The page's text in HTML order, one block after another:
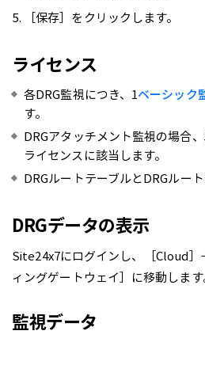
［保存］をクリックします。
ライセンス
各DRG監視につき、1ベーシック
す。
DRGアタッチメント監視の場合
ライセンスに該当します。
DRGルートテーブルとDRGルー
DRGデータの表示
Site24x7にログインし、［Cloud
ィングゲートウェイ］に移動します
監視データ